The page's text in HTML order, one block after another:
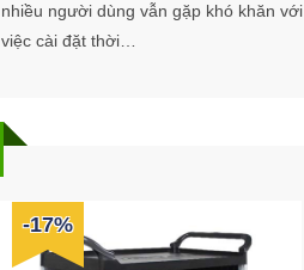
nhiều người dùng vẫn gặp khó khăn với
việc cài đặt thời…
-17%